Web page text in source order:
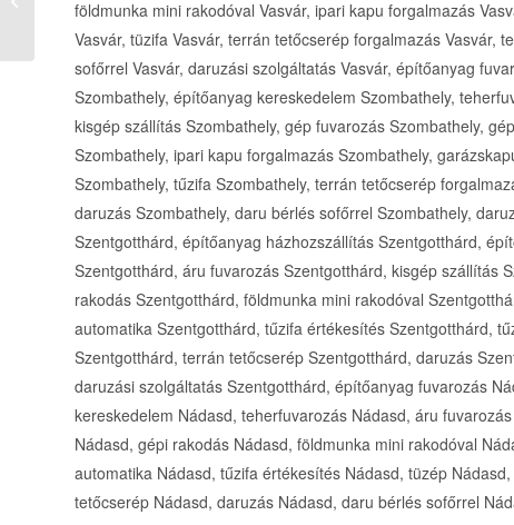
szállítás, fuvarozás építőipari...